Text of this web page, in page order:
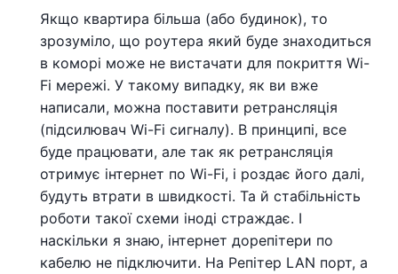
Якщо квартира більша (або будинок), то
зрозуміло, що роутера який буде знаходиться
в коморі може не вистачати для покриття Wi-
Fi мережі. У такому випадку, як ви вже
написали, можна поставити ретрансляція
(підсилювач Wi-Fi сигналу). В принципі, все
буде працювати, але так як ретрансляція
отримує інтернет по Wi-Fi, і роздає його далі,
будуть втрати в швидкості. Та й стабільність
роботи такої схеми іноді страждає. І
наскільки я знаю, інтернет дорепітери по
кабелю не підключити. На Репітер LAN порт, а